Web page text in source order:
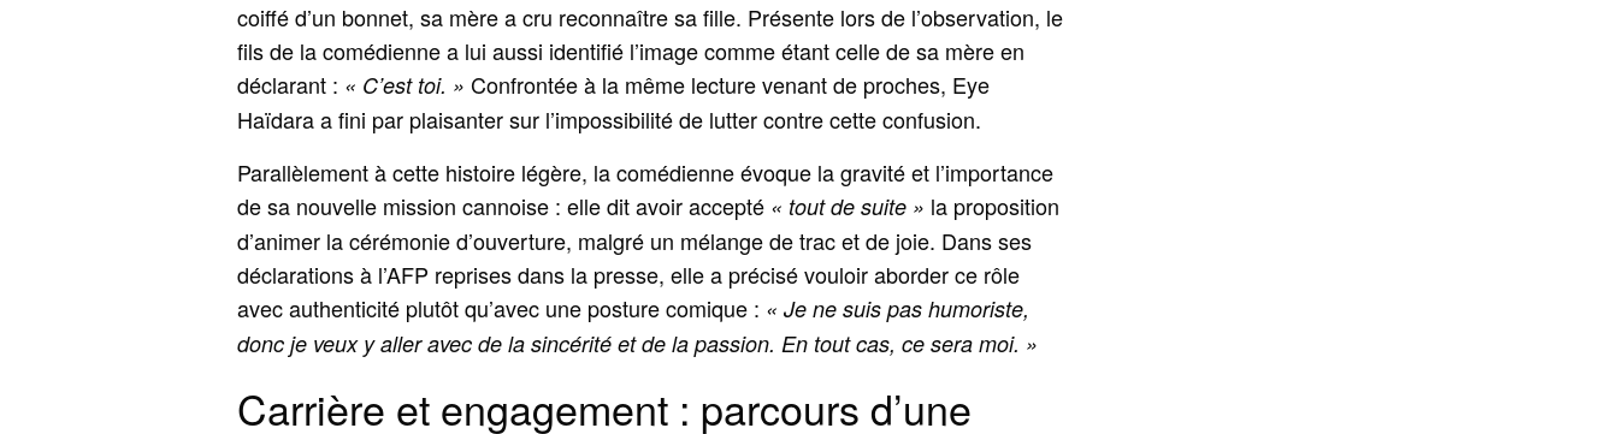
coiffé d’un bonnet, sa mère a cru reconnaître sa fille. Présente lors de l’observation, le
fils de la comédienne a lui aussi identifié l’image comme étant celle de sa mère en
déclarant : « C’est toi. » Confrontée à la même lecture venant de proches, Eye
Haïdara a fini par plaisanter sur l’impossibilité de lutter contre cette confusion.
Parallèlement à cette histoire légère, la comédienne évoque la gravité et l’importance
de sa nouvelle mission cannoise : elle dit avoir accepté « tout de suite » la proposition
d’animer la cérémonie d’ouverture, malgré un mélange de trac et de joie. Dans ses
déclarations à l’AFP reprises dans la presse, elle a précisé vouloir aborder ce rôle
avec authenticité plutôt qu’avec une posture comique : « Je ne suis pas humoriste,
donc je veux y aller avec de la sincérité et de la passion. En tout cas, ce sera moi. »
Carrière et engagement : parcours d’une